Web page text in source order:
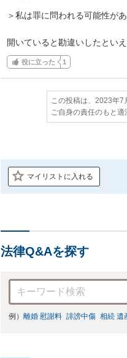
＞私は罪に問われる可能性が
開いていると勘違いしたとい
役に立った 1
この投稿は、2023年7
ご自身の責任のもと
マイリストに入れる
法律Q&Aを探す
例） 離婚 慰謝料 誹謗中傷 相続 遺